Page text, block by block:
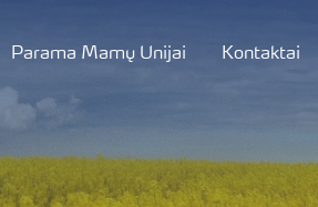
Parama Mamų Unijai Kontaktai